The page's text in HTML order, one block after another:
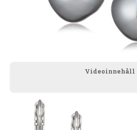
Videoinnehåll